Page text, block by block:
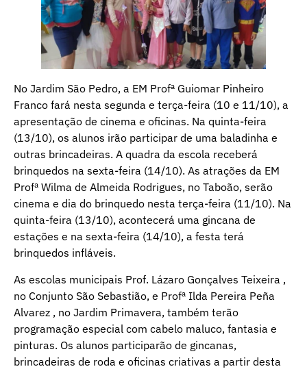
No Jardim São Pedro, a EM Profª Guiomar Pinheiro
Franco fará nesta segunda e terça-feira (10 e 11/10), a
apresentação de cinema e oficinas. Na quinta-feira
(13/10), os alunos irão participar de uma baladinha e
outras brincadeiras. A quadra da escola receberá
brinquedos na sexta-feira (14/10). As atrações da EM
Profª Wilma de Almeida Rodrigues, no Taboão, serão
cinema e dia do brinquedo nesta terça-feira (11/10). Na
quinta-feira (13/10), acontecerá uma gincana de
estações e na sexta-feira (14/10), a festa terá
brinquedos infláveis.
As escolas municipais Prof. Lázaro Gonçalves Teixeira ,
no Conjunto São Sebastião, e Profª Ilda Pereira Peña
Alvarez , no Jardim Primavera, também terão
programação especial com cabelo maluco, fantasia e
pinturas. Os alunos participarão de gincanas,
brincadeiras de roda e oficinas criativas a partir desta